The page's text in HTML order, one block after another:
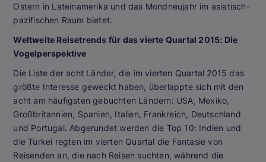
Ostern in Lateinamerika und das Mondneujahr im asiatisch-
pazifischen Raum bietet.
Weltweite Reisetrends für das vierte Quartal 2015: Die
Vogelperspektive
Die Liste der acht Länder, die im vierten Quartal 2015 das
größte Interesse geweckt haben, überlappte sich mit den
acht am häufigsten gebuchten Ländern: USA, Mexiko,
Großbritannien, Spanien, Italien, Frankreich, Deutschland
und Portugal. Abgerundet werden die Top 10: Indien und
die Türkei regten im vierten Quartal die Fantasie von
Reisenden an, die nach Reisen suchten, während die